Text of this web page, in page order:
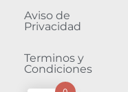
Aviso de
Privacidad
Terminos y
Condiciones